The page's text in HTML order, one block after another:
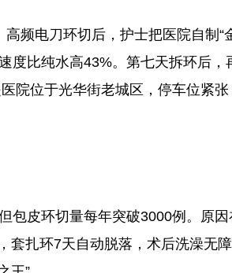
高频电刀环切后，护士把医院自制
度比纯水高43%。第七天拆环后，
院位于光华街老城区，停车位紧
包皮环切量每年突破3000例。原
套扎环7天自动脱落，术后洗澡无